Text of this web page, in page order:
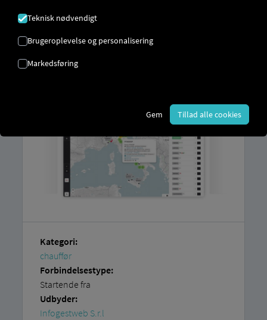
Infogestweb srl? Så kan duudvide denne
du behøver er adgang til
Kategori:
chauffør
Forbindelsestype:
Startende fra
Udbyder:
Infogestweb S.r.l
Teknisk nødvendigt
Brugeroplevelse og personalisering
Markedsføring
Gem Tillad alle cookies